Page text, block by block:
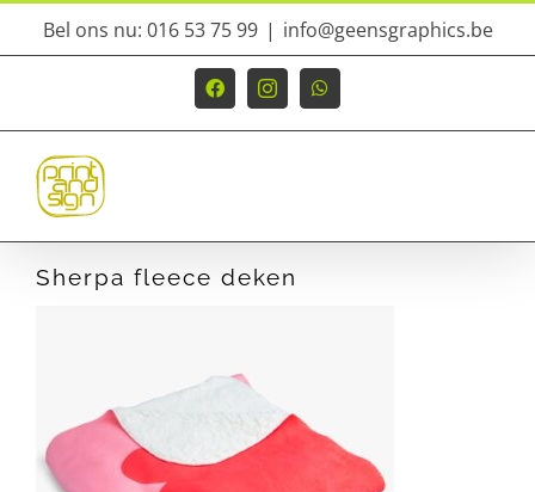
Ga
inhoud
Bel ons nu: 016 53 75 99 | info@geensgraphics.be
FacebookInstagramWhatsApp
Sherpa fleece deken